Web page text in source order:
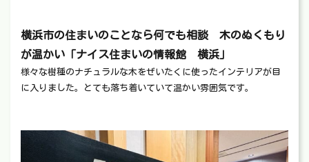
横浜市の住まいのことなら何でも相談 木のぬくもり
が温かい「ナイス住まいの情報館 横浜」
様々な樹種のナチュラルな木をぜいたくに使ったインテリアが目
に入りました。とても落ち着いていて温かい雰囲気です。